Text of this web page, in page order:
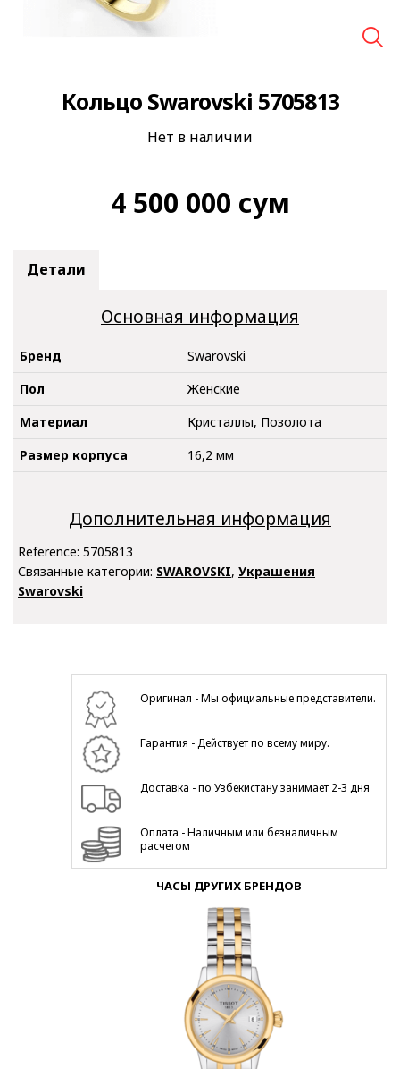
Кольцо Swarovski 5705813
Нет в наличии
4 500 000 сум
Детали
Основная информация
Бренд
Swarovski
Пол
Женские
Материал
Кристаллы, Позолота
Размер корпуса
16,2 мм
Дополнительная информация
Reference: 5705813
Связанные категории: SWAROVSKI, Украшения
Swarovski
Оригинал - Мы официальные представители.
Гарантия - Действует по всему миру.
Доставка - по Узбекистану занимает 2-3 дня
Оплата - Наличным или безналичным
расчетом
ЧАСЫ ДРУГИХ БРЕНДОВ